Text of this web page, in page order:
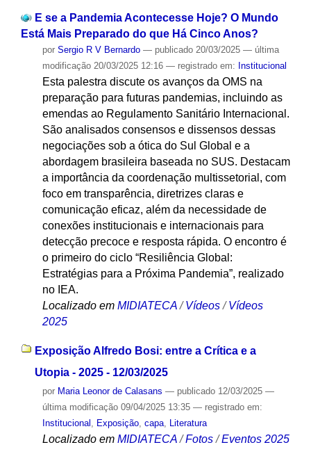
E se a Pandemia Acontecesse Hoje? O Mundo
Está Mais Preparado do que Há Cinco Anos?
por Sergio R V Bernardo — publicado20/03/2025 — última
modificação20/03/2025 12:16 — registrado em: Institucional
Esta palestra discute os avanços da OMS na
preparação para futuras pandemias, incluindo as
emendas ao Regulamento Sanitário Internacional.
São analisados consensos e dissensos dessas
negociações sob a ótica do Sul Global e a
abordagem brasileira baseada no SUS. Destacam
a importância da coordenação multissetorial, com
foco em transparência, diretrizes claras e
comunicação eficaz, além da necessidade de
conexões institucionais e internacionais para
detecção precoce e resposta rápida. O encontro é
o primeiro do ciclo “Resiliência Global:
Estratégias para a Próxima Pandemia”, realizado
no IEA.
Localizado em MIDIATECA /Vídeos /Vídeos
2025
Exposição Alfredo Bosi: entre a Crítica e a
Utopia - 2025 - 12/03/2025
por Maria Leonor de Calasans — publicado12/03/2025 —
última modificação09/04/2025 13:35 — registrado em:
Institucional , Exposição, capa, Literatura
Localizado em MIDIATECA /Fotos /Eventos 2025